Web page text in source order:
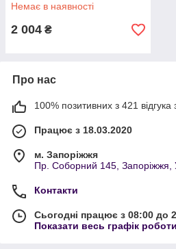
Немає в наявності
2 004 ₴
Про нас
100% позитивних з 421 відгука
Працює з 18.03.2020
м. Запоріжжя
Пр. Соборний 145, Запоріжжя,
Контакти
Сьогодні працює з 08:00 до
Показати весь графік роботи